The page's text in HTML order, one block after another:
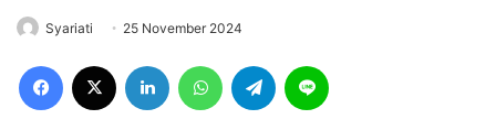
Syariati 25 November 2024
Facebook LinkedIn WhatsAppTelegram